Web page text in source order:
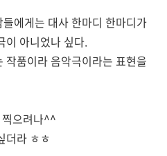
에게는 대사 한마디 한마디가
이 아니었나 싶다.
품이라 음악극이라는 표현을
으려나^^
더라 ㅎㅎ